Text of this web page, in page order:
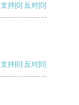
支持[0] 反对[0]
支持[0] 反对[0]